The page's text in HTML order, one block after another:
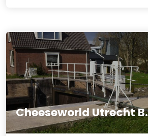
Cheeseworld Utrecht